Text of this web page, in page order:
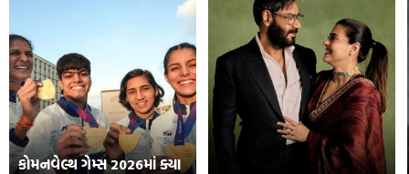
કોમનવેલ્થ ગેમ્સ 2026માં ક્યા